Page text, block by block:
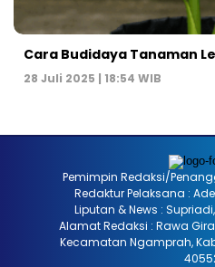
Cara Budidaya Tanaman
28 Juli 2025 | 18:54 WIB
Pemimpin Redaksi/
Redaktur Pelaksana :
Liputan & News :
Alamat Redaksi : Rawa
Kecamatan Ngamprah,